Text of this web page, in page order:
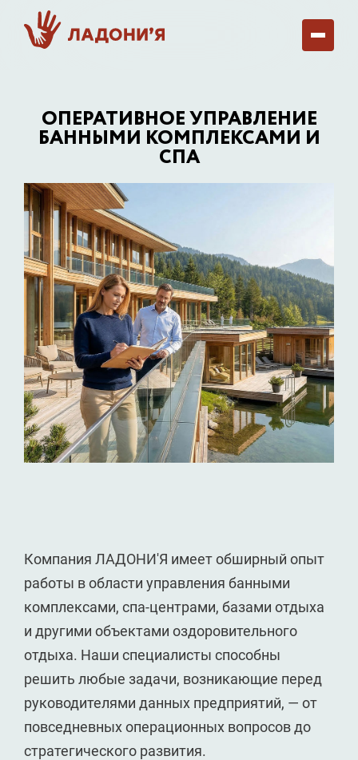
ОПЕРАТИВНОЕ УПРАВЛЕНИЕ
БАННЫМИ КОМПЛЕКСАМИ И
СПА
Компания ЛАДОНИ'Я имеет обширный опыт
работы в области управления банными
комплексами, спа-центрами, базами отдыха
и другими объектами оздоровительного
отдыха. Наши специалисты способны
решить любые задачи, возникающие перед
руководителями данных предприятий, — от
повседневных операционных вопросов до
стратегического развития.